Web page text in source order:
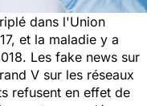
dans l'Union
et la maladie y a
Les fake news sur
V sur les réseaux
refusent en effet de